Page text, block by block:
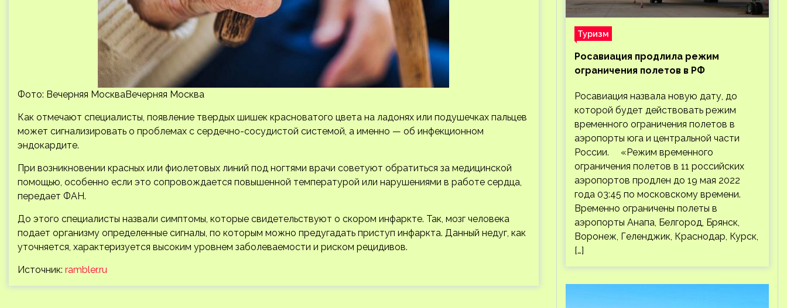
Фото: Вечерняя МоскваВечерняя Москва
Как отмечают специалисты, появление твердых шишек красноватого цвета на ладонях или подушечках пальцев
может сигнализировать о проблемах с сердечно-сосудистой системой, а именно — об инфекционном
эндокардите.
При возникновении красных или фиолетовых линий под ногтями врачи советуют обратиться за медицинской
помощью, особенно если это сопровождается повышенной температурой или нарушениями в работе сердца,
передает ФАН.
До этого специалисты назвали симптомы, которые свидетельствуют о скором инфаркте. Так, мозг человека
подает организму определенные сигналы, по которым можно предугадать приступ инфаркта. Данный недуг, как
уточняется, характеризуется высоким уровнем заболеваемости и риском рецидивов.
Источник: rambler.ru
Туризм
Росавиация продлила режим
ограничения полетов в РФ
Росавиация назвала новую дату, до
которой будет действовать режим
временного ограничения полетов в
аэропорты юга и центральной части
России. «Режим временного
ограничения полетов в 11 российских
аэропортов продлен до 19 мая 2022
года 03:45 по московскому времени.
Временно ограничены полеты в
аэропорты Анапа, Белгород, Брянск,
Воронеж, Геленджик, Краснодар, Курск,
[…]